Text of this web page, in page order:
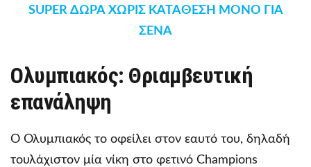
SUPER ΔΩΡΑ ΧΩΡΙΣ ΚΑΤΑΘΕΣΗ ΜΟΝΟ ΓΙΑ
ΣΕΝΑ
Ολυμπιακός: Θριαμβευτική
επανάληψη
Ο Ολυμπιακός το οφείλει στον εαυτό του, δηλαδή
τουλάχιστον μία νίκη στο φετινό Champions